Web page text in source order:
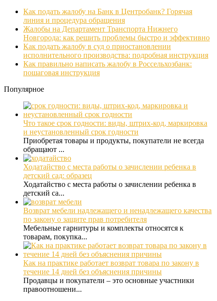
Как подать жалобу на Банк в Центробанк? Горячая
линия и процедура обращения
Жалобы на Департамент Транспорта Нижнего
Новгорода: как решить проблемы быстро и эффективно
Как подать жалобу в суд о приостановлении
исполнительного производства: подробная инструкция
Как правильно написать жалобу в Россельхозбанк:
пошаговая инструкция
Популярное
Что такое срок годности: виды, штрих-код, маркировка
и неустановленный срок годности
Приобретая товары и продукты, покупатели не всегда
обращают ...
Ходатайство с места работы о зачислении ребенка в
детский сад: образец
Ходатайство с места работы о зачислении ребенка в
детский са...
Возврат мебели надлежащего и ненадлежащего качества
по закону о защите прав потребителя
Мебельные гарнитуры и комплекты относятся к
товарам, покупка...
Как на практике работает возврат товара по закону в
течение 14 дней без объяснения причины
Продавцы и покупатели – это основные участники
правоотношени...